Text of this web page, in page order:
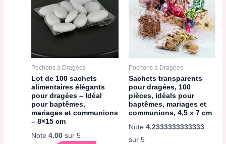
Pochons à Dragées
Lot de 100 sachets
alimentaires élégants
pour dragées – Idéal
pour baptêmes,
mariages et communions
– 8×15 cm
Note4.00 sur 5
Pochons à Dragées
Sachets transparents
pour dragées, 100
pièces, idéals pour
baptêmes, mariages et
communions, 4,5 x 7 cm
Note 4.2333333333333
sur 5